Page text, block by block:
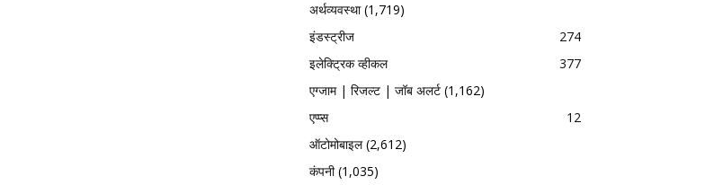
अर्थव्यवस्था(1,719)
इंडस्ट्रीज
274
इलेक्ट्रिक व्हीकल
377
एग्जाम | रिजल्ट | जॉब अलर्ट (1,162)
एप्प्स
12
ऑटोमोबाइल(2,612)
कंपनी(1,035)